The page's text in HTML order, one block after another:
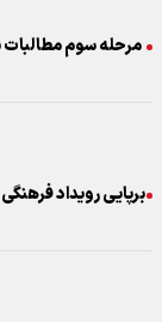
مرحله سوم مطالبات
برپایی رویداد